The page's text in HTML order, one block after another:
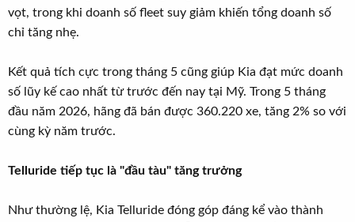
vọt, trong khi doanh số fleet suy giảm khiến tổng doanh số
chỉ tăng nhẹ.
Kết quả tích cực trong tháng 5 cũng giúp Kia đạt mức doanh
số lũy kế cao nhất từ trước đến nay tại Mỹ. Trong 5 tháng
đầu năm 2026, hãng đã bán được 360.220 xe, tăng 2% so với
cùng kỳ năm trước.
Telluride tiếp tục là "đầu tàu" tăng trưởng
Như thường lệ, Kia Telluride đóng góp đáng kể vào thành